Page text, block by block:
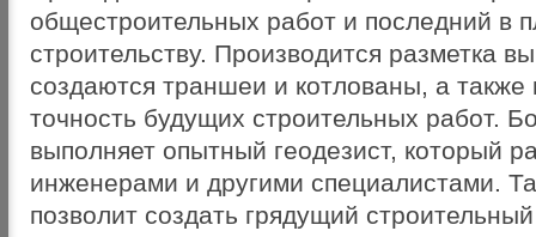
общестроительных работ и последний в
строительству. Производится разметка
создаются траншеи и котлованы, а также
точность будущих строительных работ.
выполняет опытный геодезист, который
инженерами и другими специалистами.
позволит создать грядущий